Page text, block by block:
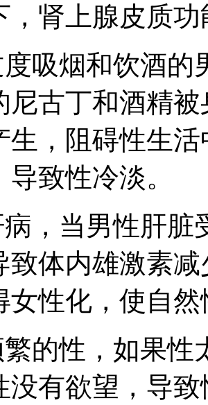
，肾上腺皮质
烟和饮酒的
尼古丁和酒精
生，阻碍性生
致性冷淡。
当男性肝脏
致体内雄激素
女性化，使自
性，如果性
没有欲望，导